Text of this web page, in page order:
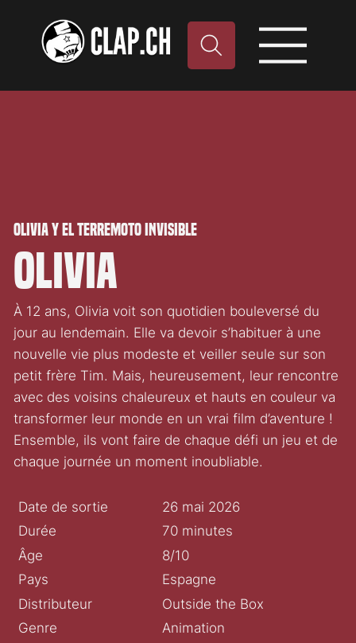
Olivia y el terremoto invisible
Olivia
À 12 ans, Olivia voit son quotidien bouleversé du
jour au lendemain. Elle va devoir s’habituer à une
nouvelle vie plus modeste et veiller seule sur son
petit frère Tim. Mais, heureusement, leur rencontre
avec des voisins chaleureux et hauts en couleur va
transformer leur monde en un vrai film d’aventure !
Ensemble, ils vont faire de chaque défi un jeu et de
chaque journée un moment inoubliable.
Date de sortie
26 mai 2026
Durée
70 minutes
Âge
8/10
Pays
Espagne
Distributeur
Outside the Box
Genre
Animation